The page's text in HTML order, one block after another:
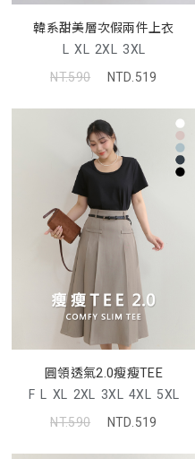
韓系甜美層次假兩件上衣
L XL 2XL 3XL
NT.590
NTD.519
圓領透氣2.0瘦瘦TEE
F L XL 2XL 3XL 4XL 5XL
NT.590
NTD.519